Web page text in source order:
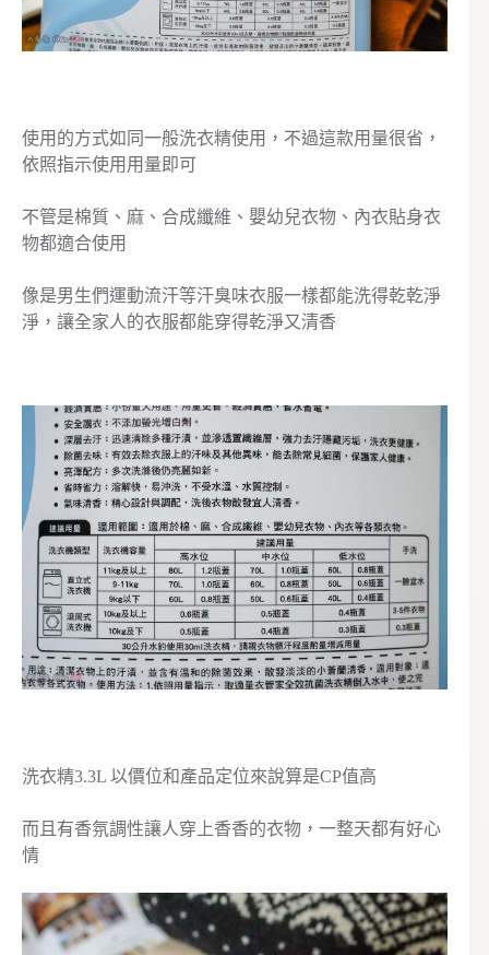
使用的方式如同一般洗衣精使用，不過這款用量很省，
依照指示使用用量即可
不管是棉質、麻、合成纖維、嬰幼兒衣物、內衣貼身衣
物都適合使用
像是男生們運動流汗等汗臭味衣服一樣都能洗得乾乾淨
淨，讓全家人的衣服都能穿得乾淨又清香
洗衣精3.3L 以價位和產品定位來說算是CP值高
而且有香氛調性讓人穿上香香的衣物，一整天都有好心
情